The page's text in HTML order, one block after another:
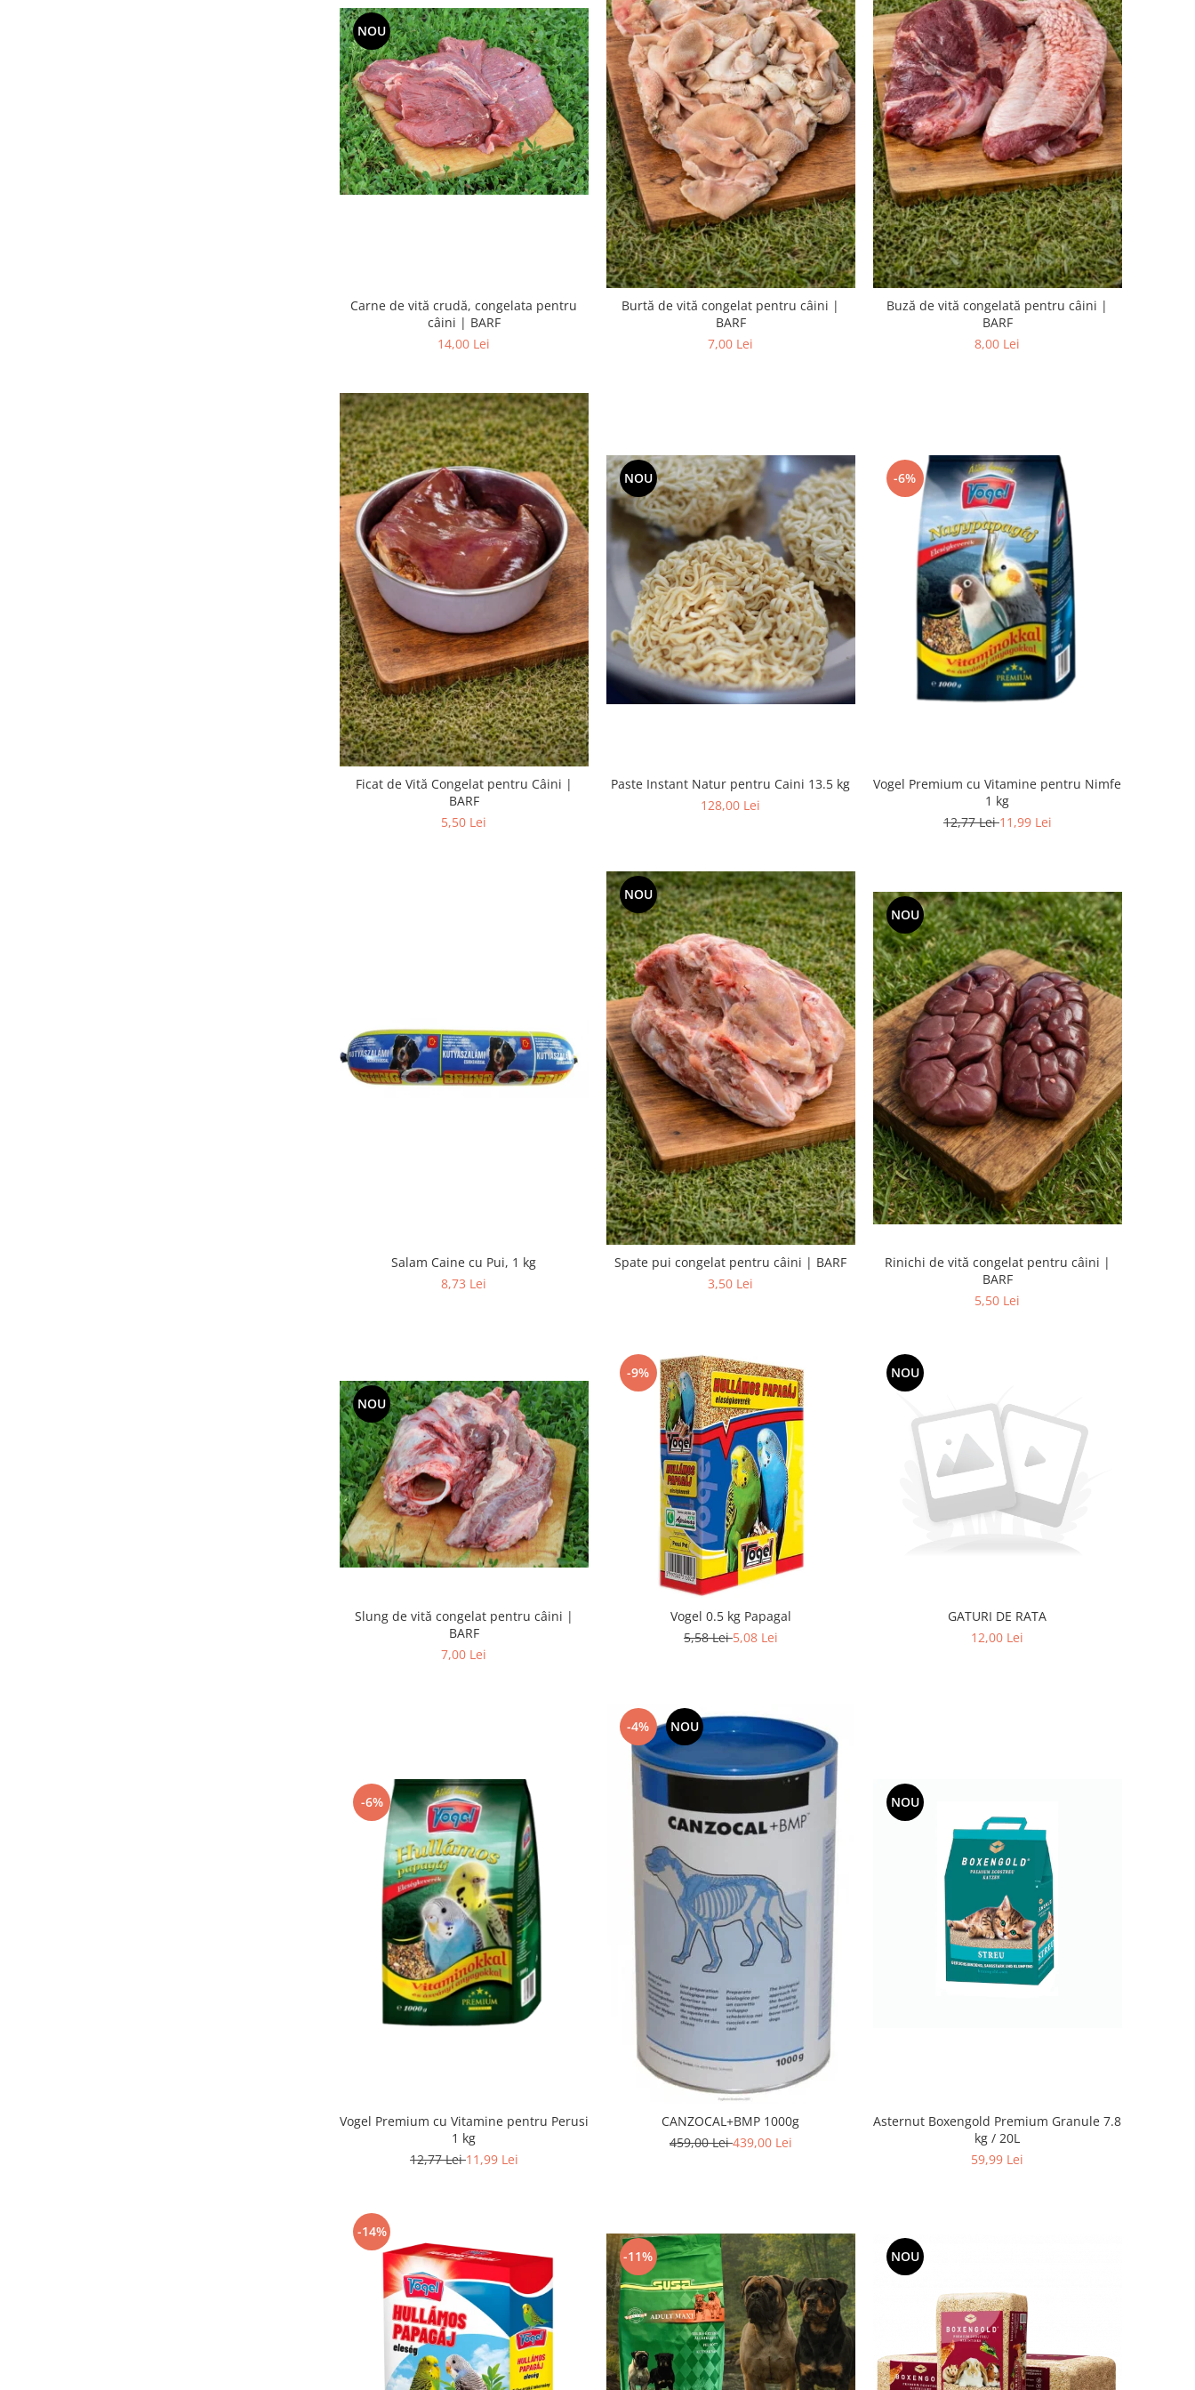
NOU
Carne de vită crudă, congelata pentru
câini | BARF
14,00 Lei
Burtă de vită congelat pentru câini |
BARF
7,00 Lei
Buză de vită congelată pentru câini |
BARF
8,00 Lei
Ficat de Vită Congelat pentru Câini |
BARF
5,50 Lei
NOU
Paste Instant Natur pentru Caini 13.5 kg
128,00 Lei
-6%
Vogel Premium cu Vitamine pentru Nimfe
1 kg
12,77 Lei11,99 Lei
Salam Caine cu Pui, 1 kg
8,73 Lei
NOU
Spate pui congelat pentru câini | BARF
3,50 Lei
NOU
Rinichi de vită congelat pentru câini |
BARF
5,50 Lei
NOU
Slung de vită congelat pentru câini |
BARF
7,00 Lei
-9%
Vogel 0.5 kg Papagal
5,58 Lei5,08 Lei
NOU
GATURI DE RATA
12,00 Lei
-6%
Vogel Premium cu Vitamine pentru Perusi
1 kg
12,77 Lei11,99 Lei
-4% NOU
CANZOCAL+BMP 1000g
459,00 Lei439,00 Lei
NOU
Asternut Boxengold Premium Granule 7.8
kg / 20L
59,99 Lei
-14%
-11%
NOU